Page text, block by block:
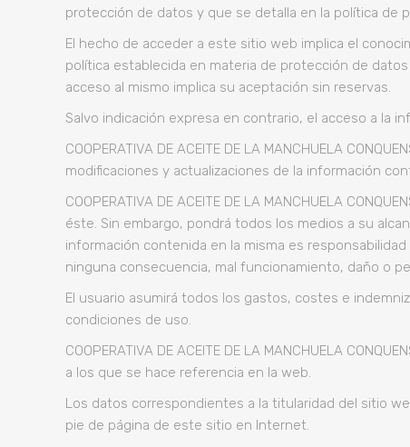
protección de datos y que se detalla en la política de
El hecho de acceder a este sitio web implica el
política establecida en materia de protección de
acceso al mismo implica su aceptación sin reservas.
Salvo indicación expresa en contrario, el acceso a la
COOPERATIVA DE ACEITE DE LA MANCHUELA
modificaciones y actualizaciones de la información
COOPERATIVA DE ACEITE DE LA MANCHUELA
éste. Sin embargo, pondrá todos los medios a su
información contenida en la misma es responsabilidad
ninguna consecuencia, mal funcionamiento, daño o
El usuario asumirá todos los gastos, costes e
condiciones de uso.
COOPERATIVA DE ACEITE DE LA MANCHUELA
a los que se hace referencia en la web.
Los datos correspondientes a la titularidad del sitio
pie de página de este sitio en Internet.